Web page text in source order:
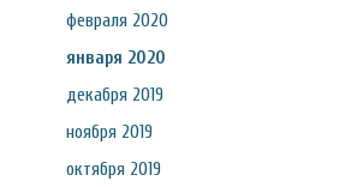
февраля 2020
января 2020
декабря 2019
ноября 2019
октября 2019